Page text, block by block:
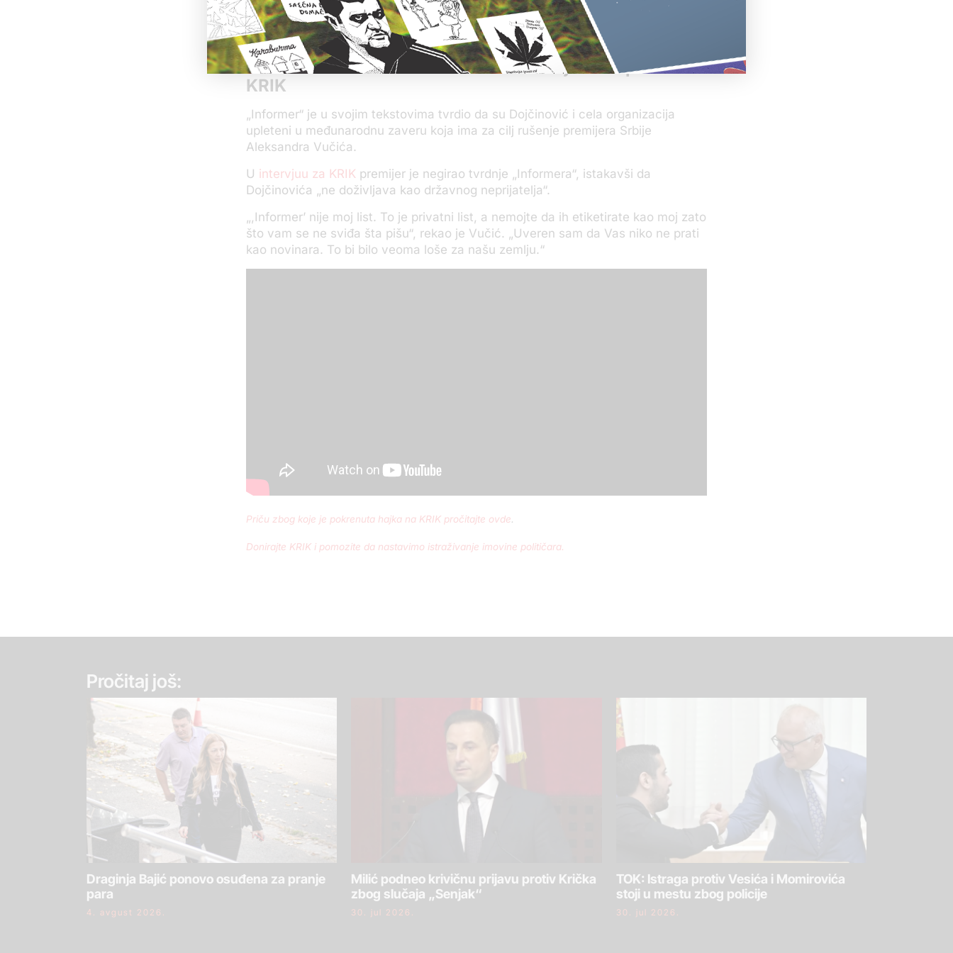
Stevan Dojčinović
kolegaiz Srbije i inostranstva,
opozicionih partija
čitalaca.
Premijer o napadu na
KRIK
„Informer“ je u svojim tekstovima tvrdio da su Dojčinović i cela organizacija
upleteni u međunarodnu zaveru koja ima za cilj rušenje premijera Srbije
Aleksandra Vučića.
U intervjuu za KRIK premijer je negirao tvrdnje „Informera“, istakavši da
Dojčinovića „ne doživljava kao državnog neprijatelja“.
„,Informer’ nije moj list. To je privatni list, a nemojte da ih etiketirate kao moj zato
što vam se ne sviđa šta pišu“, rekao je Vučić. „Uveren sam da Vas niko ne prati
kao novinara. To bi bilo veoma loše za našu zemlju.“
Priču zbog koje je pokrenuta hajka na KRIK pročitajte ovde.
Donirajte KRIK i pomozite da nastavimo istraživanje imovine političara.
Pročitaj još:
Draginja Bajić ponovo osuđena za pranje
para
4. avgust 2026.
Milić podneo krivičnu prijavu protiv Krička
zbog slučaja „Senjak“
30. jul 2026.
TOK: Istraga protiv Vesića i Momirovića
stoji u mestu zbog policije
30. jul 2026.